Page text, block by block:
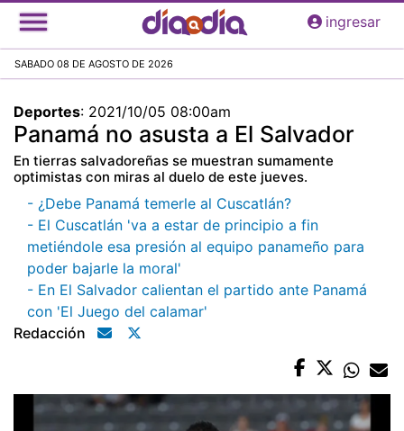
Pasar
al
principal
ingresar
SABADO 08 DE AGOSTO DE 2026
Deportes: 2021/10/05 08:00am
Panamá no asusta a El Salvador
En tierras salvadoreñas se muestran sumamente
optimistas con miras al duelo de este jueves.
- ¿Debe Panamá temerle al Cuscatlán?
- El Cuscatlán 'va a estar de principio a fin
metiéndole esa presión al equipo panameño para
poder bajarle la moral'
- En El Salvador calientan el partido ante Panamá
con 'El Juego del calamar'
Redacción